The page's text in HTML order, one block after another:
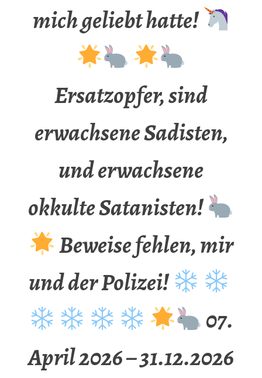
mich geliebt hatte!
Ersatzopfer, sind
erwachsene Sadisten,
und erwachsene
okkulte Satanisten!
Beweise fehlen, mir
und der Polizei!
07.
April 2026 – 31.12.2026